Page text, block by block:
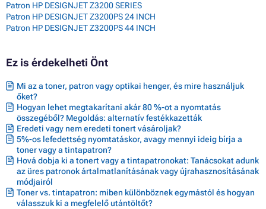
Patron HP DESIGNJET Z3200 SERIES
Patron HP DESIGNJET Z3200PS 24 INCH
Patron HP DESIGNJET Z3200PS 44 INCH
Ez is érdekelheti Önt
Mi az a toner, patron vagy optikai henger, és mire használjuk
őket?
Hogyan lehet megtakarítani akár 80 %-ot a nyomtatás
összegéből? Megoldás: alternatív festékkazetták
Eredeti vagy nem eredeti tonert vásároljak?
5%-os lefedettség nyomtatáskor, avagy mennyi ideig bírja a
toner vagy a tintapatron?
Hová dobja ki a tonert vagy a tintapatronokat: Tanácsokat adunk
az üres patronok ártalmatlanításának vagy újrahasznosításának
módjairól
Toner vs. tintapatron: miben különböznek egymástól és hogyan
válasszuk ki a megfelelő utántöltőt?